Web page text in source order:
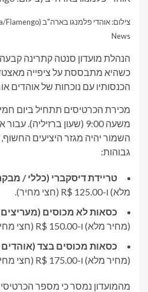
News
הנהלת מועדון סנטה קתרינה
כשהיא מתבססת על ציפייה
הכנסותיו עם נוכחות של אוהדים
משעה 9:00 (שעון ברזיליה).
השמור יהיה מגזר היציעים
גבוהות:
טריידת דיסקברי (כללי /
מלא) ו-R$ 125.00 (חצי מחיר).
כסאות לא מכוסים
(מחיר מלא) ו-R$ 150.00 (חצי מחיר).
כסאות מכוסים בצד (אוהדים
(מחיר מלא) ו-R$ 175.00 (חצי מחיר).
מהמועדון נמסר כי מספר